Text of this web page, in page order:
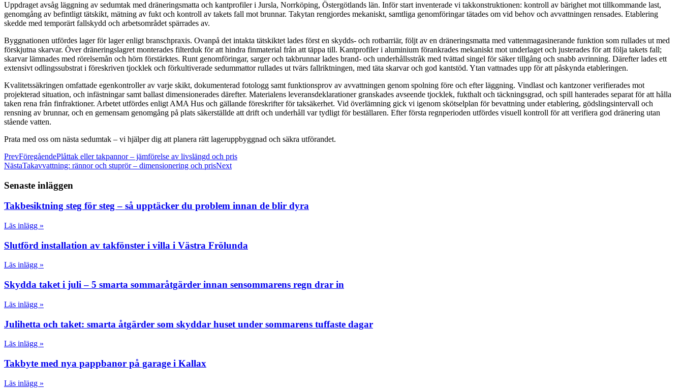
Uppdraget avsåg läggning av sedumtak med dräneringsmatta och kantprofiler i Jursla, Norrköping, Östergötlands län. Inför start inventerade vi takkonstruktionen: kontroll av bärighet mot tillkommande last,
genomgång av befintligt tätskikt, mätning av fukt och kontroll av takets fall mot brunnar. Takytan rengjordes mekaniskt, samtliga genomföringar tätades om vid behov och avvattningen rensades. Etablering
skedde med temporärt fallskydd och arbetsområdet spärrades av.
Byggnationen utfördes lager för lager enligt branschpraxis. Ovanpå det intakta tätskiktet lades först en skydds- och rotbarriär, följt av en dräneringsmatta med vattenmagasinerande funktion som rullades ut med
förskjutna skarvar. Över dräneringslagret monterades filterduk för att hindra finmaterial från att täppa till. Kantprofiler i aluminium förankrades mekaniskt mot underlaget och justerades för att följa takets fall;
skarvar lämnades med rörelsemån och hörn förstärktes. Runt genomföringar, sarger och takbrunnar lades brand- och underhållsstråk med tvättad singel för säker tillgång och snabb avrinning. Därefter lades ett
extensivt odlingssubstrat i föreskriven tjocklek och förkultiverade sedummattor rullades ut tvärs fallriktningen, med täta skarvar och god kantstöd. Ytan vattnades upp för att påskynda etableringen.
Kvalitetssäkringen omfattade egenkontroller av varje skikt, dokumenterad fotologg samt funktionsprov av avvattningen genom spolning före och efter läggning. Vindlast och kantzoner verifierades mot
projekterad situation, och infästningar samt ballast dimensionerades därefter. Materialens leveransdeklarationer granskades avseende tjocklek, fukthalt och täckningsgrad, och spill hanterades separat för att hålla
taken rena från finfraktioner. Arbetet utfördes enligt AMA Hus och gällande föreskrifter för taksäkerhet. Vid överlämning gick vi igenom skötselplan för bevattning under etablering, gödslingsintervall och
rensning av brunnar, och en gemensam genomgång på plats säkerställde att drift och underhåll var tydligt för beställaren. Efter första regnperioden utfördes visuell kontroll för att verifiera god dränering utan
stående vatten.
Prata med oss om nästa sedumtak – vi hjälper dig att planera rätt lageruppbyggnad och säkra utförandet.
PrevFöregåendePlåttak eller takpannor – jämförelse av livslängd och pris
NästaTakavvattning: rännor och stuprör – dimensionering och prisNext
Senaste inläggen
Takbesiktning steg för steg – så upptäcker du problem innan de blir dyra
Läs inlägg »
Slutförd installation av takfönster i villa i Västra Frölunda
Läs inlägg »
Skydda taket i juli – 5 smarta sommaråtgärder innan sensommarens regn drar in
Läs inlägg »
Julihetta och taket: smarta åtgärder som skyddar huset under sommarens tuffaste dagar
Läs inlägg »
Takbyte med nya pappbanor på garage i Kallax
Läs inlägg »